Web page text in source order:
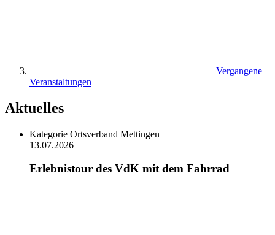
Vergangene
Veranstaltungen
Aktuelles
Kategorie Ortsverband Mettingen
13.07.2026
Erlebnistour des VdK mit dem Fahrrad